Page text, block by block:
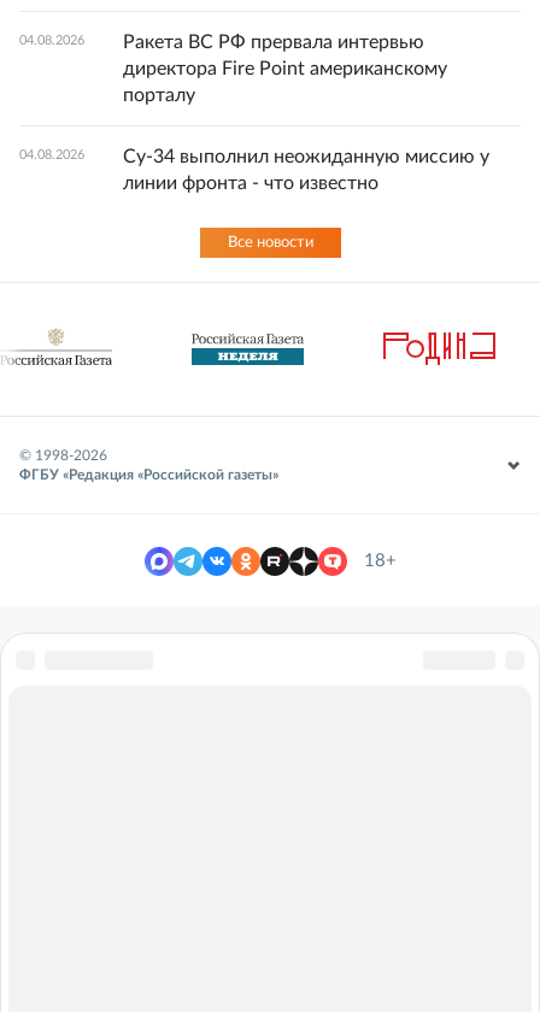
04.08.2026
Ракета ВС РФ прервала интервью
директора Fire Point американскому
порталу
04.08.2026
Су-34 выполнил неожиданную миссию у
линии фронта - что известно
Все новости
© 1998-2026
ФГБУ «Редакция «Российской газеты»
18+